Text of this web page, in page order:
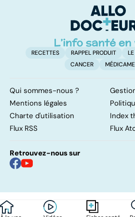
RECETTES RAPPEL PRODUIT
CANCER
Qui sommes-nous ?
Mentions légales
Charte d'utilisation
Index
Flux RSS
Flux
Retrouvez-nous sur